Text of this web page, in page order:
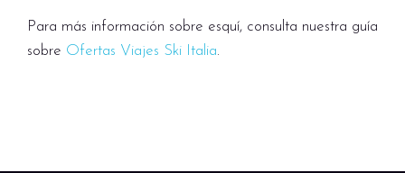
Para más información sobre esquí, consulta nuestra guía
sobre Ofertas Viajes Ski Italia.